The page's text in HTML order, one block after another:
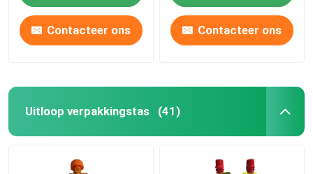
Contacteer ons Contacteer ons
Uitloop verpakkingstas (41)